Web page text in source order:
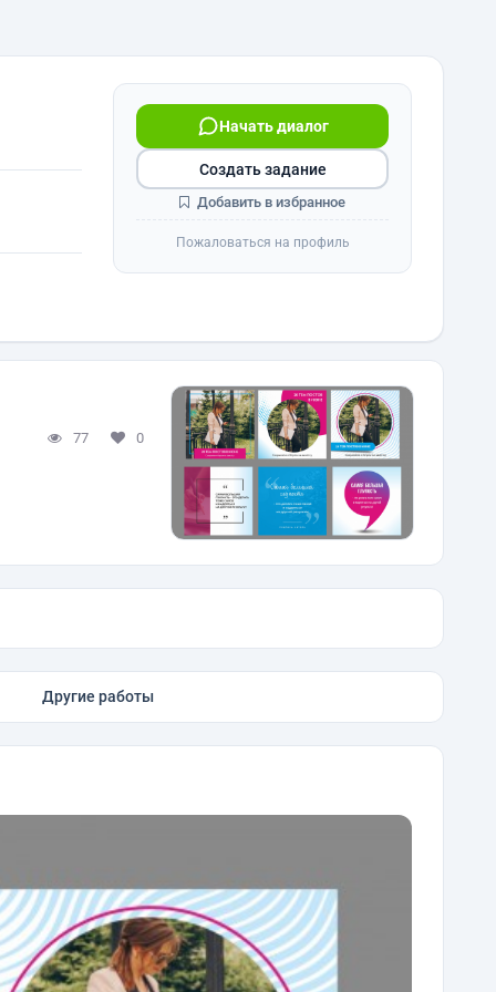
Начать диалог
Создать задание
Добавить в избранное
Пожаловаться на профиль
77 0
Другие работы